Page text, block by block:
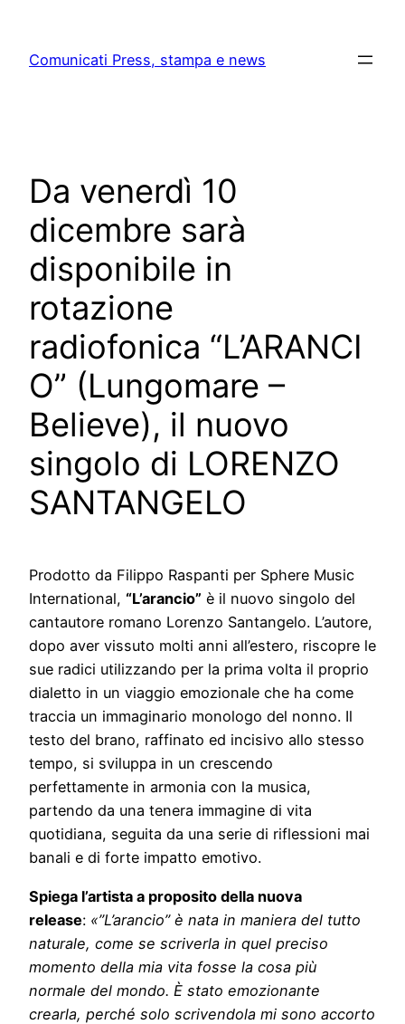
content
Comunicati Press, stampa e news
Da venerdì 10
dicembre sarà
disponibile in
rotazione
radiofonica “L’ARANCI
O” (Lungomare –
Believe), il nuovo
singolo di LORENZO
SANTANGELO
Prodotto da Filippo Raspanti per Sphere Music
International, “L’arancio” è il nuovo singolo del
cantautore romano Lorenzo Santangelo. L’autore,
dopo aver vissuto molti anni all’estero, riscopre le
sue radici utilizzando per la prima volta il proprio
dialetto in un viaggio emozionale che ha come
traccia un immaginario monologo del nonno. Il
testo del brano, raffinato ed incisivo allo stesso
tempo, si sviluppa in un crescendo
perfettamente in armonia con la musica,
partendo da una tenera immagine di vita
quotidiana, seguita da una serie di riflessioni mai
banali e di forte impatto emotivo.
Spiega l’artista a proposito della nuova
release: «”L’arancio” è nata in maniera del tutto
naturale, come se scriverla in quel preciso
momento della mia vita fosse la cosa più
normale del mondo. È stato emozionante
crearla, perché solo scrivendola mi sono accorto